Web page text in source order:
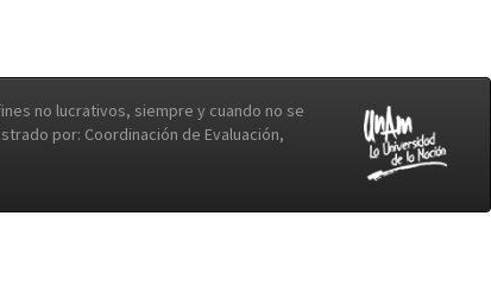
no lucrativos, siempre y cuando no se
por: Coordinación de Evaluación,